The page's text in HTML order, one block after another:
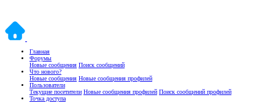
Главная
Форумы
Новые сообщения Поиск сообщений
Что нового?
Новые сообщения Новые сообщения профилей
Пользователи
Текущие посетители Новые сообщения профилей Поиск сообщений профилей
Точка доступа